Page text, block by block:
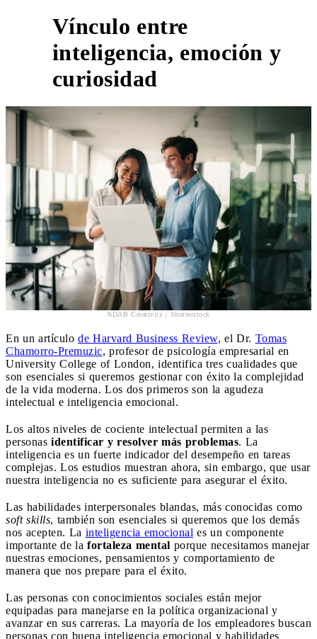
Vínculo entre
inteligencia, emoción y
curiosidad
NDAB Creativity | Shutterstock
En un artículo de Harvard Business Review, el Dr. Tomas
Chamorro-Premuzic, profesor de psicología empresarial en
University College of London, identifica tres cualidades que
son esenciales si queremos gestionar con éxito la complejidad
de la vida moderna. Los dos primeros son la agudeza
intelectual e inteligencia emocional.
Los altos niveles de cociente intelectual permiten a las
personas identificar y resolver más problemas. La
inteligencia es un fuerte indicador del desempeño en tareas
complejas. Los estudios muestran ahora, sin embargo, que usar
nuestra inteligencia no es suficiente para asegurar el éxito.
Las habilidades interpersonales blandas, más conocidas como
soft skills, también son esenciales si queremos que los demás
nos acepten. La inteligencia emocional es un componente
importante de la fortaleza mental porque necesitamos manejar
nuestras emociones, pensamientos y comportamiento de
manera que nos prepare para el éxito.
Las personas con conocimientos sociales están mejor
equipadas para manejarse en la política organizacional y
avanzar en sus carreras. La mayoría de los empleadores buscan
personas con buena inteligencia emocional y habilidades